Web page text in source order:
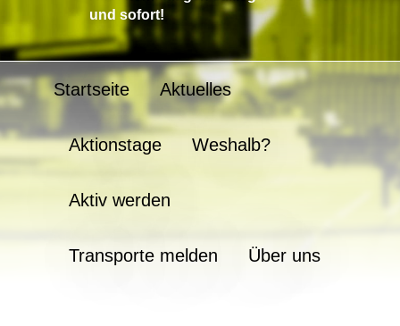
und sofort!
Startseite Aktuelles
Aktionstage Weshalb?
Aktiv werden
Transporte melden Über uns